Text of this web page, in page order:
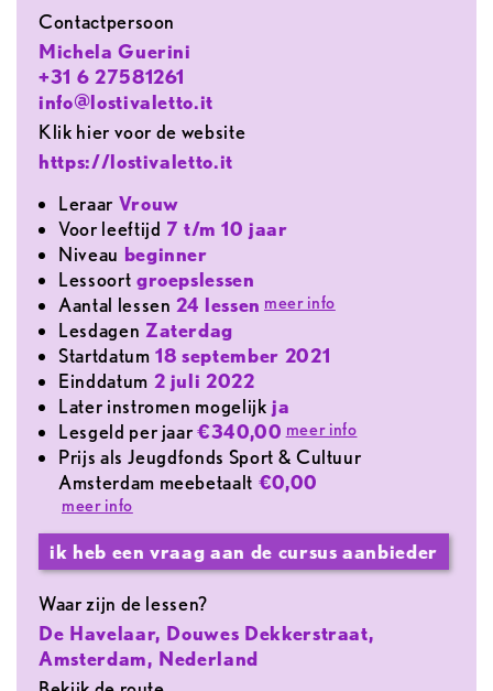
contactpersoon
Michela Guerini
+31 6 27581261
info@lostivaletto.it
Klik hier voor de website
https://lostivaletto.it
leraar Vrouw
voor leeftijd 7 t/m 10 jaar
Niveau beginner
lessoort groepslessen
aantal lessen 24 lessen meer info
lesdagen Zaterdag
Startdatum 18 september 2021
Einddatum 2 juli 2022
later instromen mogelijk ja
lesgeld per jaar€340,00 meer info
Prijs als Jeugdfonds Sport & Cultuur
Amsterdam meebetaalt €0,00
meer info
ik heb een vraag aan de cursus aanbieder
Waar zijn de lessen?
De Havelaar, Douwes Dekkerstraat,
Amsterdam, Nederland